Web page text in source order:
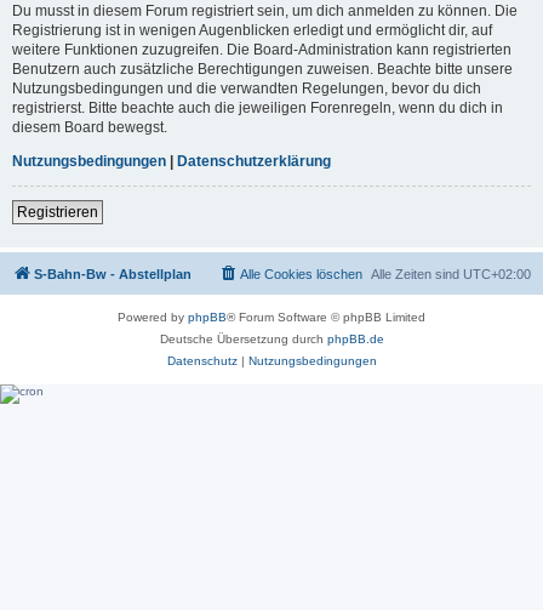
Du musst in diesem Forum registriert sein, um dich anmelden zu können. Die
Registrierung ist in wenigen Augenblicken erledigt und ermöglicht dir, auf
weitere Funktionen zuzugreifen. Die Board-Administration kann registrierten
Benutzern auch zusätzliche Berechtigungen zuweisen. Beachte bitte unsere
Nutzungsbedingungen und die verwandten Regelungen, bevor du dich
registrierst. Bitte beachte auch die jeweiligen Forenregeln, wenn du dich in
diesem Board bewegst.
Nutzungsbedingungen | Datenschutzerklärung
Registrieren
S-Bahn-Bw - Abstellplan Alle Zeiten sind UTC+02:00
Alle Cookies löschen
Powered by phpBB® Forum Software © phpBB Limited
Deutsche Übersetzung durch phpBB.de
Datenschutz| Nutzungsbedingungen